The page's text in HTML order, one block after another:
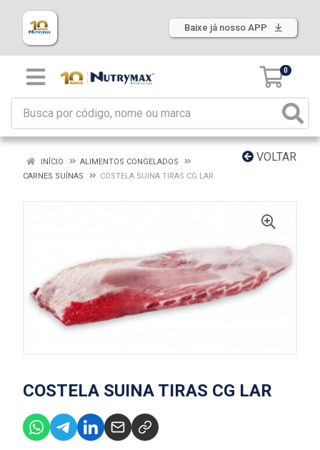
Baixe já nosso APP
0
VOLTAR
INÍCIO
ALIMENTOS CONGELADOS
CARNES SUÍNAS
COSTELA SUINA TIRAS CG LAR
COSTELA SUINA TIRAS CG LAR